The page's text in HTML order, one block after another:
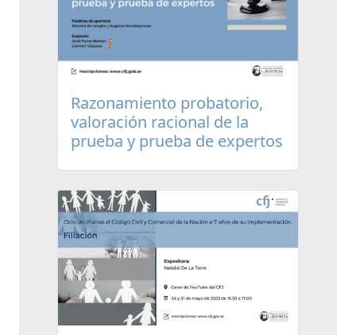
Razonamiento probatorio,
valoración racional de la
prueba y prueba de expertos